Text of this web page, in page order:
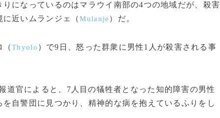
になっているのはマラウイ南部の4つの地域だが、殺害
に近いムランジェ（Mulanje ）だ。
（Thyolo ）で9日、怒った群衆に男性1人が殺害される事
道官によると、7人目の犠牲者となった知的障害の男性
自警団に見つかり、精神的な病を抱えているふりをし